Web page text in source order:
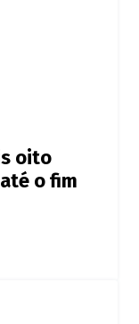
oito
o fim